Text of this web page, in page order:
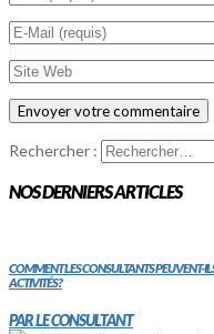
Rechercher :
NOS DERNIERS ARTICLES
COMMENT LES CONSULTANTS PEUVENT-
ACTIVITÉS?
PAR LE CONSULTANT